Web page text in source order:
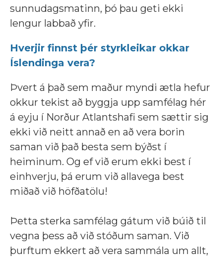
sunnudagsmatinn, þó þau geti ekki
lengur labbað yfir.
Hverjir finnst þér styrkleikar okkar
Íslendinga vera?
Þvert á það sem maður myndi ætla hefur
okkur tekist að byggja upp samfélag hér
á eyju í Norður Atlantshafi sem sættir sig
ekki við neitt annað en að vera borin
saman við það besta sem býðst í
heiminum. Og ef við erum ekki best í
einhverju, þá erum við allavega best
miðað við höfðatölu!
Þetta sterka samfélag gátum við búið til
vegna þess að við stóðum saman. Við
þurftum ekkert að vera sammála um allt,